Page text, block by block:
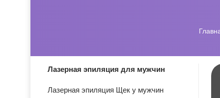
Вы
Лазерная эпиляция для мужчин
Лазерная эпиляция Щек у мужчин